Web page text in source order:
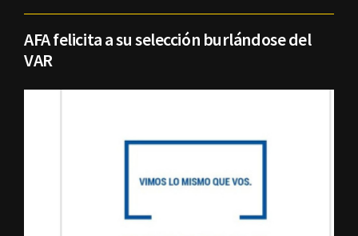
AFA felicita a su selección burlándose del
VAR